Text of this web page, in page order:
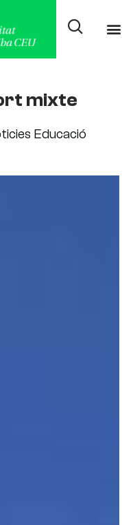
mixte
Educació